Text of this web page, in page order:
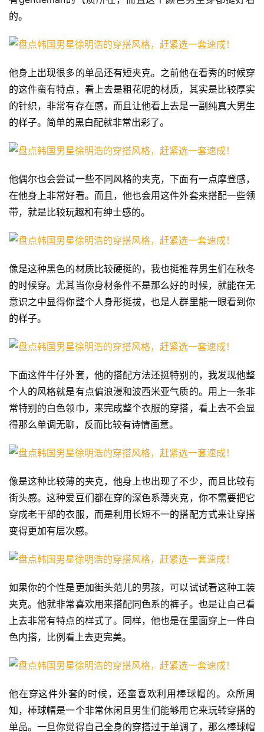
的。
他身上出现很多的单品还有短夹克。之前他在看秀的时候穿
的这件蛮有特点，看上去是粗花呢的材质，其实是比较厚实
的针织，非常有存在感，而且让他看上去是一副纯真大男生
的样子。简单的黑白配就非常出彩了。
他偶尔也会尝试一些不同风格的夹克，下面有一点摩登感，
在他身上非常好看。而且，他也会用这件外套来搭配一些领
带，就是比较玩趣和有绅士感的。
像是这种黑色的材质比较硬挺的，我也挺推荐男生们在秋冬
的时候穿。尤其当你身材条件不是那么好的时候，就能在无
意识之中显得你整个人身形挺拔，也是人群里能一眼看到你
的样子。
下面这件牛仔外套，他的搭配方法还挺特别的，我发现他整
个人的风格就是有点偏浪漫和波西米亚气质的。用上一条非
常特别的白色领巾，来完成整个衣服的穿搭，看上去不会显
得那么单调无聊，反而比较有诗情画意。
像是这种比较薄的夹克，他身上也出现了不少，而且比较有
街头感。这种爱豆们都在穿的深色系薄夹克，你不需要把它
穿成老干部的衣服，而是利用长短不一的搭配方式来让穿搭
变得更加有层次感。
如果你的个性是更加街头范儿的男孩，可以试试看这种工装
夹克。他就非常喜欢用来搭配同色系的裤子。也是让自己看
上去非常有特点的样式了。同样，他也是在里面穿上一件白
色内搭，比例看上去更完美。
他在穿这件外套的时候，还蛮喜欢利用棒球帽的。众所周
知，棒球帽是一个非常休闲且男生们能够用它来玩转穿搭的
单品。一旦你觉得自己全身的穿搭过于单调了，那么棒球帽